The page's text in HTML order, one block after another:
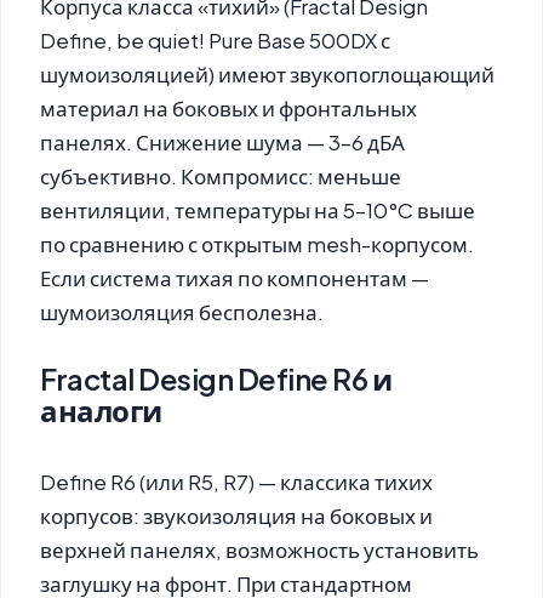
Корпуса класса «тихий» (Fractal Design
Define, be quiet! Pure Base 500DX с
шумоизоляцией) имеют звукопоглощающий
материал на боковых и фронтальных
панелях. Снижение шума — 3–6 дБА
субъективно. Компромисс: меньше
вентиляции, температуры на 5–10°C выше
по сравнению с открытым mesh-корпусом.
Если система тихая по компонентам —
шумоизоляция бесполезна.
Fractal Design Define R6 и
аналоги
Define R6 (или R5, R7) — классика тихих
корпусов: звукоизоляция на боковых и
верхней панелях, возможность установить
заглушку на фронт. При стандартном